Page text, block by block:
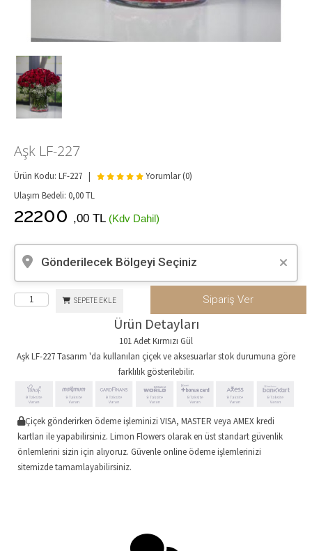
Aşk LF-227
Ürün Kodu: LF-227 |
Yorumlar (0)
Ulaşım Bedeli: 0,00TL
22200 ,00 TL (Kdv Dahil)
Gönderilecek Bölgeyi Seçiniz
Sipariş Ver
SEPETE EKLE
Ürün Detayları
101 Adet Kırmızı Gül
Aşk LF-227 Tasarım 'da kullanılan çiçek ve aksesuarlar stok durumuna göre
farklılık gösterilebilir.
Çiçek gönderirken ödeme işleminizi VISA, MASTER veya AMEX kredi
kartları ile yapabilirsiniz. Limon Flowers olarak en üst standart güvenlik
önlemlerini sizin için alıyoruz. Güvenle online ödeme işlemlerinizi
sitemizde tamamlayabilirsiniz.